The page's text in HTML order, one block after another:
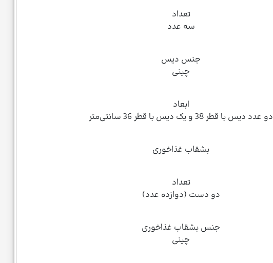
تعداد
سه عدد
جنس دیس
چینی
ابعاد
دو عدد دیس با قطر 38 و یک دیس با قطر 36 سانتی‌متر
بشقاب غذاخوری
تعداد
دو دست (دوازده عدد)
جنس بشقاب غذاخوری
چینی